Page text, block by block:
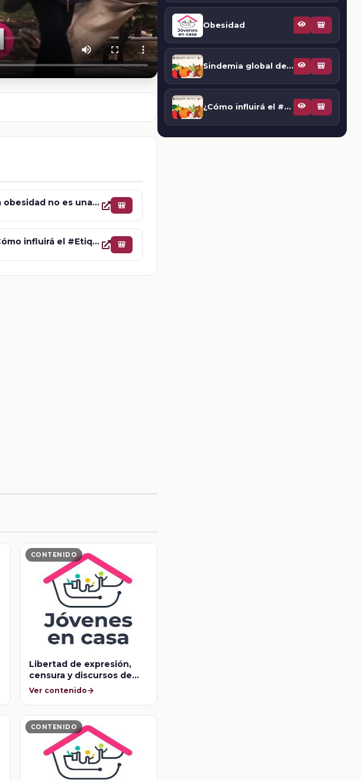
La obesidad no es una elección individual: Acabemos con el estigma 🎒
¿Cómo influirá el #Etiquetadoclaro en la epidemia de obesidad en México? 🎒
CONTENIDO
Libertad de expresión,
censura y discursos de
odio
Ver contenido
CONTENIDO
Obesidad 🎒
Sindemia global de obesidad, desnutrición y cambio climático 🎒
¿Cómo influirá el #Etiquetadoclaro en la epidemia de obesidad en México? 🎒